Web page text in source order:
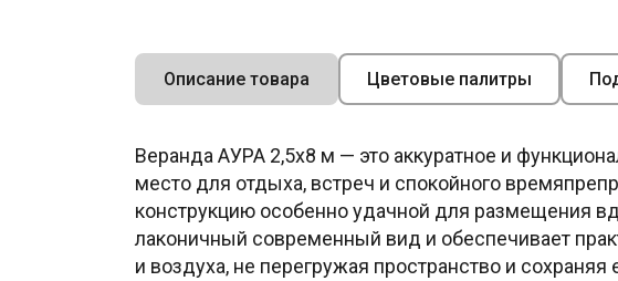
Описание товара Цветовые палитры
Веранда АУРА 2,5х8 м — это аккуратное и
место для отдыха, встреч и спокойного
конструкцию особенно удачной для размещения
лаконичный современный вид и обеспечивает
и воздуха, не перегружая пространство и